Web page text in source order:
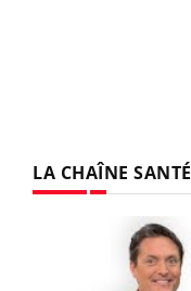
LA CHAÎNE SANTÉ